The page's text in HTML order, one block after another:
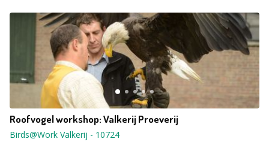
Roofvogel workshop: Valkerij Proeverij
Birds@Work Valkerij - 10724